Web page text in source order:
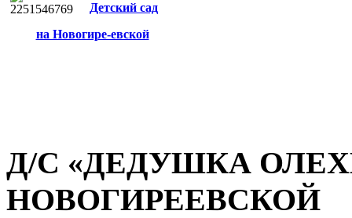
Детский сад
на Новогире-евской
Д/С «ДЕДУШКА
НОВОГИРЕЕВСКОЙ